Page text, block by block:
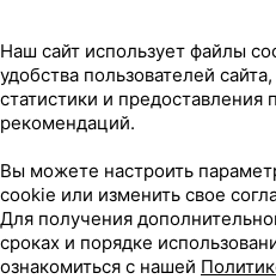
спрей 1
Лабораторий ,
соль,
30
•без рецепта
Наш сайт использует файлы
удобства пользователей
статистики и предоставления
рекомендаций.
Вы можете настроить
cookie или изменить свое
Для получения
сроках и порядке
ознакомиться с нашей